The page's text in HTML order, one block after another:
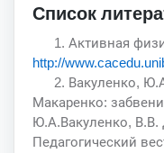
Список
1. Активная
http://
2. Вакуленко,
Макаренко:
Ю.А.Вакуленко,
Педагогический